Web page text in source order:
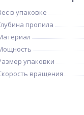
в упаковке
пропила
упаковки
вращения